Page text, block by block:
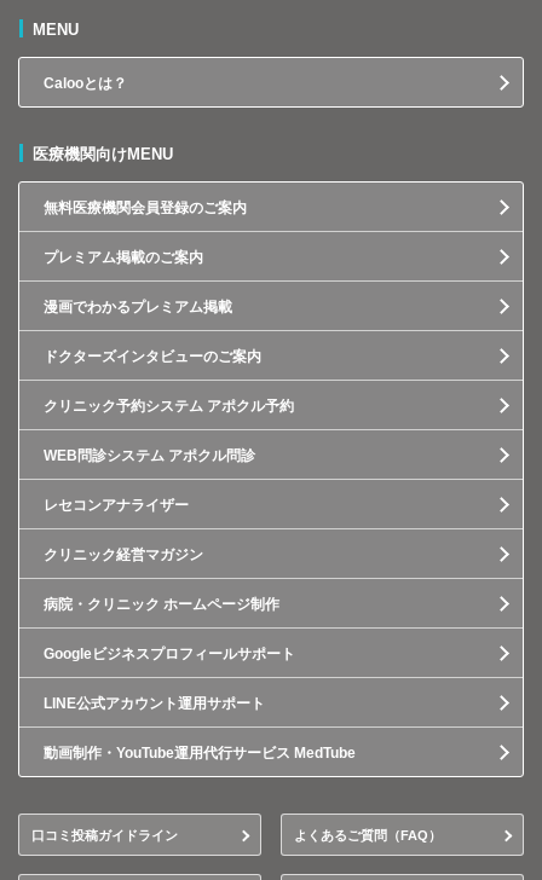
MENU
Calooとは？
医療機関向けMENU
無料医療機関会員登録のご案内
プレミアム掲載のご案内
漫画でわかるプレミアム掲載
ドクターズインタビューのご案内
クリニック予約システム アポクル予約
WEB問診システム アポクル問診
レセコンアナライザー
クリニック経営マガジン
病院・クリニック ホームページ制作
Googleビジネスプロフィールサポート
LINE公式アカウント運用サポート
動画制作・YouTube運用代行サービス MedTube
口コミ投稿ガイドライン よくあるご質問（FAQ）